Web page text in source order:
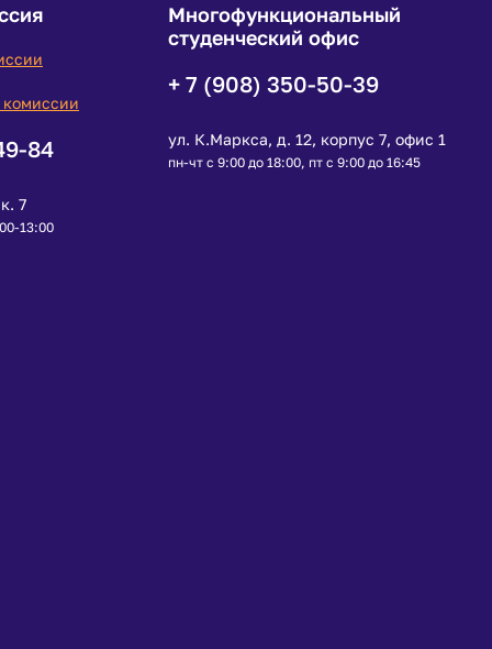
84
7
13:00
Многофункциональный
студенческий офис
+ 7 (908) 350-50-39
ул. К.Маркса, д. 12, корпус 7, офис 1
пн-чт с 9:00 до 18:00, пт с 9:00 до 16:45